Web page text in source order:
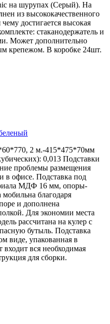
на шурупах (Серый). На
из высококачественного
достигается высокая
стаканодержатель и
Может дополнительно
крепежом. В коробке 24шт.
2 м.-415*475*70мм
0,013 Подставки
проблемы размещения
в офисе. Подставка под
МДФ 16 мм, опоры-
благодаря
и дополнена
Для экономии места
рассчитана на кулер с
бутыль. Подставка
виде, упакованная в
входит вся необходимая
для сборки.